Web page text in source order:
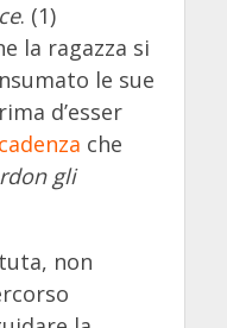
. (1)
la ragazza si
le sue
d’esser
cadenza che
gli
non